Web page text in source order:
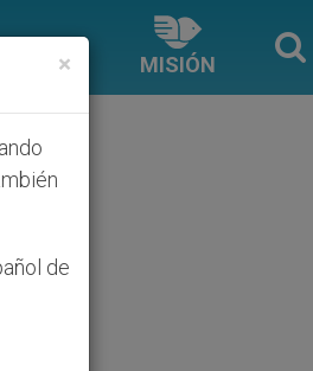
MISIÓN
×
de